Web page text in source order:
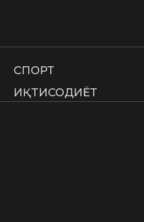
СПОРТ
ИҚТИСОДИЁТ